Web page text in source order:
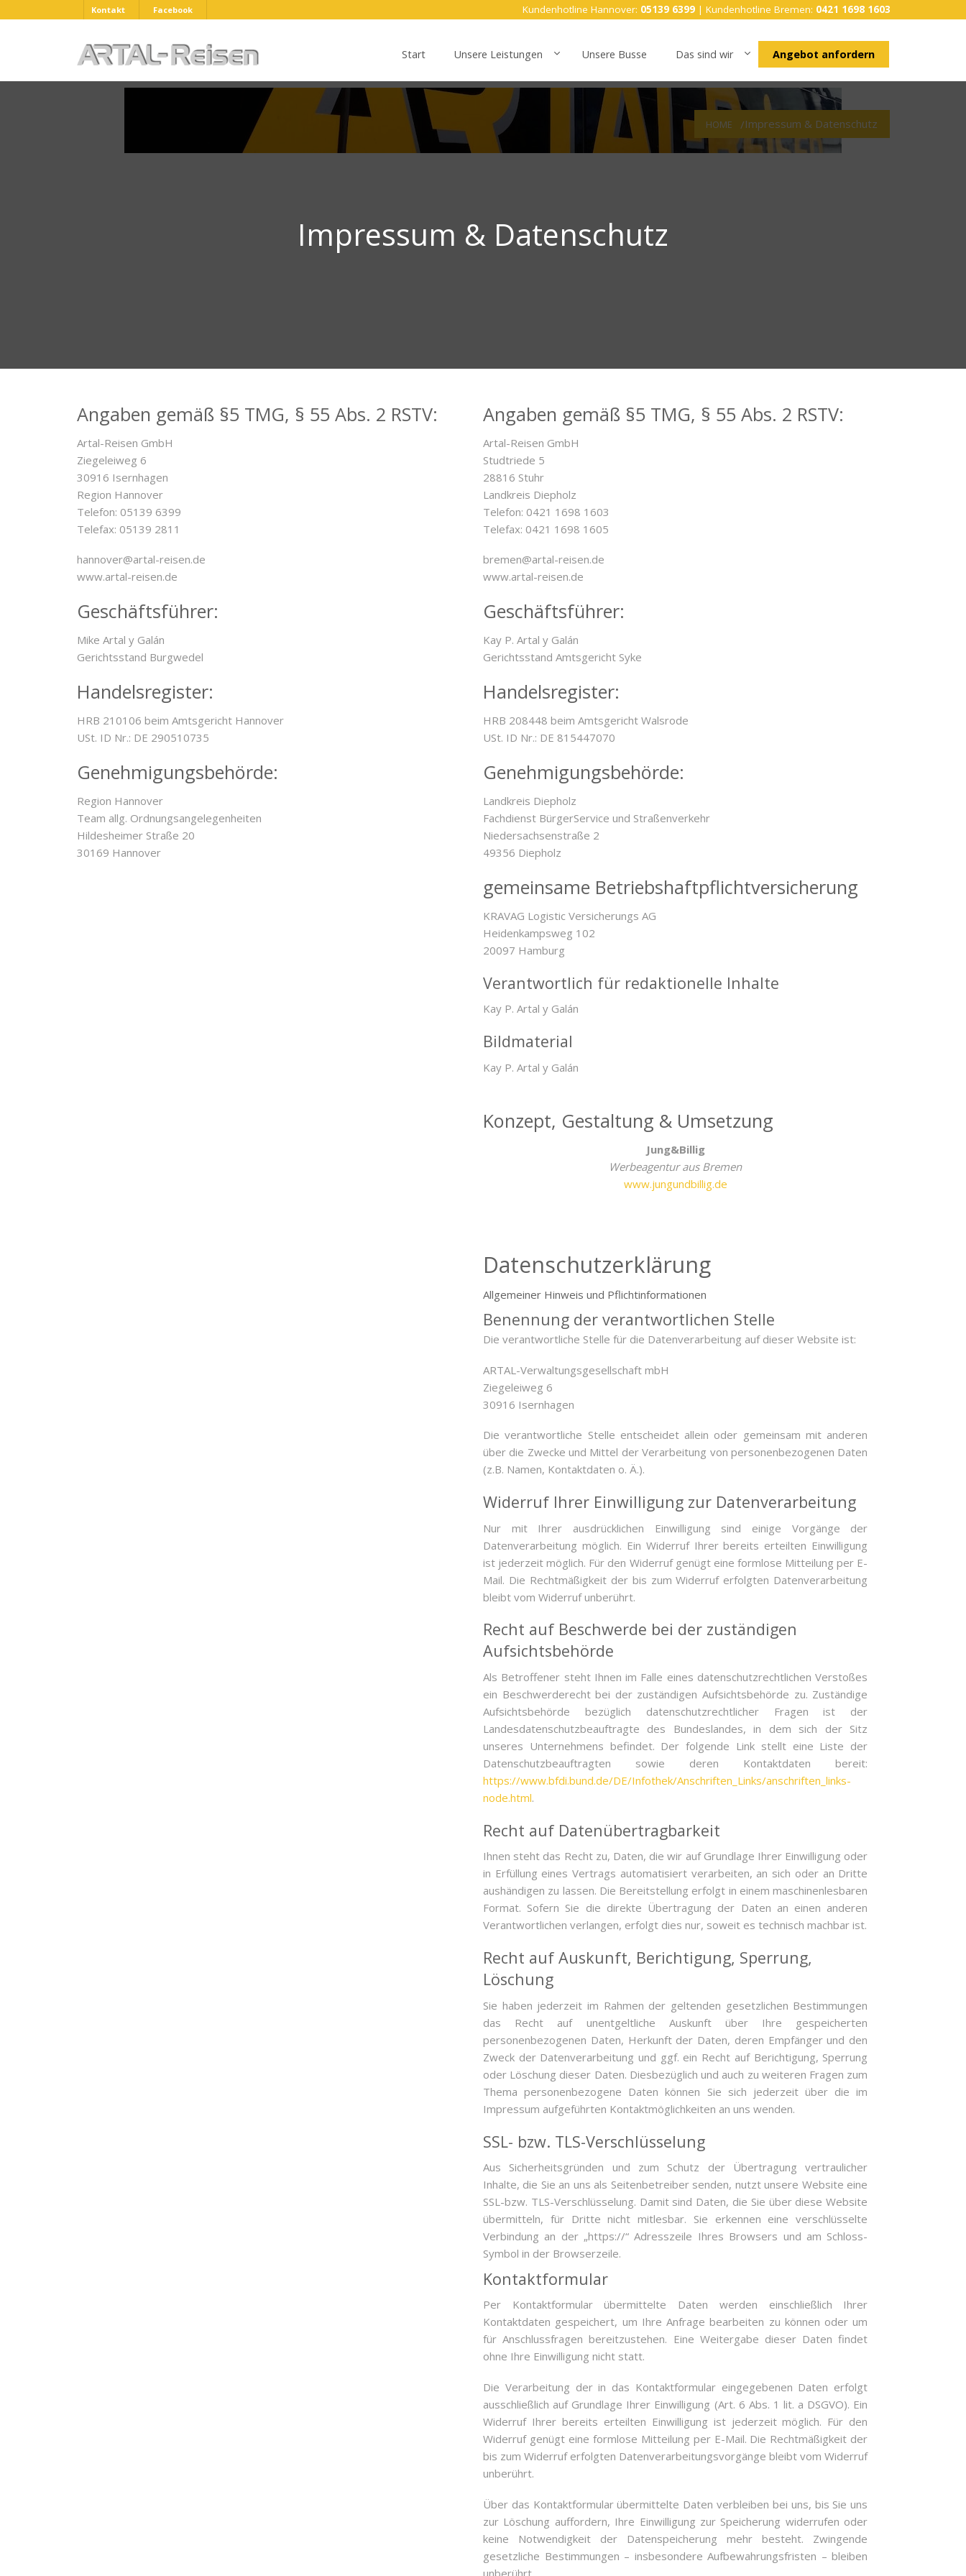
Kontakt Facebook Kundenhotline Hannover: 05139 6399 | Kundenhotline Bremen: 0421 1698 1603
Start Unsere Leistungen Unsere Busse Das sind wir Angebot anfordern
HOME Impressum & Datenschutz
Impressum & Datenschutz
Angaben gemäß §5 TMG, § 55 Abs. 2 RSTV:
Artal-Reisen GmbH
Ziegeleiweg 6
30916 Isernhagen
Region Hannover
Telefon: 05139 6399
Telefax: 05139 2811
hannover@artal-reisen.de
www.artal-reisen.de
Geschäftsführer:
Mike Artal y Galán
Gerichtsstand Burgwedel
Handelsregister:
HRB 210106 beim Amtsgericht Hannover
USt. ID Nr.: DE 290510735
Genehmigungsbehörde:
Region Hannover
Team allg. Ordnungsangelegenheiten
Hildesheimer Straße 20
30169 Hannover
Angaben gemäß §5 TMG, § 55 Abs. 2 RSTV:
Artal-Reisen GmbH
Studtriede 5
28816 Stuhr
Landkreis Diepholz
Telefon: 0421 1698 1603
Telefax: 0421 1698 1605
bremen@artal-reisen.de
www.artal-reisen.de
Geschäftsführer:
Kay P. Artal y Galán
Gerichtsstand Amtsgericht Syke
Handelsregister:
HRB 208448 beim Amtsgericht Walsrode
USt. ID Nr.: DE 815447070
Genehmigungsbehörde:
Landkreis Diepholz
Fachdienst BürgerService und Straßenverkehr
Niedersachsenstraße 2
49356 Diepholz
gemeinsame Betriebshaftpflichtversicherung
KRAVAG Logistic Versicherungs AG
Heidenkampsweg 102
20097 Hamburg
Verantwortlich für redaktionelle Inhalte
Kay P. Artal y Galán
Bildmaterial
Kay P. Artal y Galán
Konzept, Gestaltung & Umsetzung
Jung&Billig
Werbeagentur aus Bremen
www.jungundbillig.de
Datenschutzerklärung
Allgemeiner Hinweis und Pflichtinformationen
Benennung der verantwortlichen Stelle
Die verantwortliche Stelle für die Datenverarbeitung auf dieser Website ist:
ARTAL-Verwaltungsgesellschaft mbH
Ziegeleiweg 6
30916 Isernhagen
Die verantwortliche Stelle entscheidet allein oder gemeinsam mit anderen
über die Zwecke und Mittel der Verarbeitung von personenbezogenen Daten
(z.B. Namen, Kontaktdaten o. Ä.).
Widerruf Ihrer Einwilligung zur Datenverarbeitung
Nur mit Ihrer ausdrücklichen Einwilligung sind einige Vorgänge der
Datenverarbeitung möglich. Ein Widerruf Ihrer bereits erteilten Einwilligung
ist jederzeit möglich. Für den Widerruf genügt eine formlose Mitteilung per E-
Mail. Die Rechtmäßigkeit der bis zum Widerruf erfolgten Datenverarbeitung
bleibt vom Widerruf unberührt.
Recht auf Beschwerde bei der zuständigen
Aufsichtsbehörde
Als Betroffener steht Ihnen im Falle eines datenschutzrechtlichen Verstoßes
ein Beschwerderecht bei der zuständigen Aufsichtsbehörde zu. Zuständige
Aufsichtsbehörde bezüglich datenschutzrechtlicher Fragen ist der
Landesdatenschutzbeauftragte des Bundeslandes, in dem sich der Sitz
unseres Unternehmens befindet. Der folgende Link stellt eine Liste der
Datenschutzbeauftragten sowie deren Kontaktdaten bereit:
https://www.bfdi.bund.de/DE/Infothek/Anschriften_Links/anschriften_links-
node.html.
Recht auf Datenübertragbarkeit
Ihnen steht das Recht zu, Daten, die wir auf Grundlage Ihrer Einwilligung oder
in Erfüllung eines Vertrags automatisiert verarbeiten, an sich oder an Dritte
aushändigen zu lassen. Die Bereitstellung erfolgt in einem maschinenlesbaren
Format. Sofern Sie die direkte Übertragung der Daten an einen anderen
Verantwortlichen verlangen, erfolgt dies nur, soweit es technisch machbar ist.
Recht auf Auskunft, Berichtigung, Sperrung,
Löschung
Sie haben jederzeit im Rahmen der geltenden gesetzlichen Bestimmungen
das Recht auf unentgeltliche Auskunft über Ihre gespeicherten
personenbezogenen Daten, Herkunft der Daten, deren Empfänger und den
Zweck der Datenverarbeitung und ggf. ein Recht auf Berichtigung, Sperrung
oder Löschung dieser Daten. Diesbezüglich und auch zu weiteren Fragen zum
Thema personenbezogene Daten können Sie sich jederzeit über die im
Impressum aufgeführten Kontaktmöglichkeiten an uns wenden.
SSL- bzw. TLS-Verschlüsselung
Aus Sicherheitsgründen und zum Schutz der Übertragung vertraulicher
Inhalte, die Sie an uns als Seitenbetreiber senden, nutzt unsere Website eine
SSL-bzw. TLS-Verschlüsselung. Damit sind Daten, die Sie über diese Website
übermitteln, für Dritte nicht mitlesbar. Sie erkennen eine verschlüsselte
Verbindung an der „https://“ Adresszeile Ihres Browsers und am Schloss-
Symbol in der Browserzeile.
Kontaktformular
Per Kontaktformular übermittelte Daten werden einschließlich Ihrer
Kontaktdaten gespeichert, um Ihre Anfrage bearbeiten zu können oder um
für Anschlussfragen bereitzustehen. Eine Weitergabe dieser Daten findet
ohne Ihre Einwilligung nicht statt.
Die Verarbeitung der in das Kontaktformular eingegebenen Daten erfolgt
ausschließlich auf Grundlage Ihrer Einwilligung (Art. 6 Abs. 1 lit. a DSGVO). Ein
Widerruf Ihrer bereits erteilten Einwilligung ist jederzeit möglich. Für den
Widerruf genügt eine formlose Mitteilung per E-Mail. Die Rechtmäßigkeit der
bis zum Widerruf erfolgten Datenverarbeitungsvorgänge bleibt vom Widerruf
unberührt.
Über das Kontaktformular übermittelte Daten verbleiben bei uns, bis Sie uns
zur Löschung auffordern, Ihre Einwilligung zur Speicherung widerrufen oder
keine Notwendigkeit der Datenspeicherung mehr besteht. Zwingende
gesetzliche Bestimmungen – insbesondere Aufbewahrungsfristen – bleiben
unberührt.